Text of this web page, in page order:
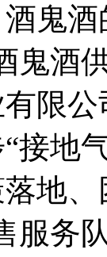
鬼
鬼酒
限
“接
地
服务